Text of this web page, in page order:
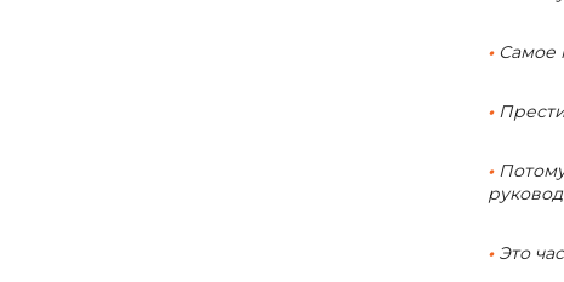
•Самое
•
•Потому
•Это